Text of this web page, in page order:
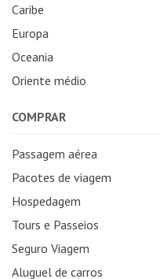
Caribe
Europa
Oceania
Oriente médio
COMPRAR
Passagem aérea
Pacotes de viagem
Hospedagem
Tours e Passeios
Seguro Viagem
Aluguel de carros